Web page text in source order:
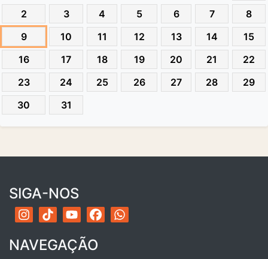
2
3 4 5 6 7
8
9
10 11 12 13 14
15
16
17 18 19 20 21
22
23
24 25 26 27 28
29
30
31
SIGA-NOS
NAVEGAÇÃO